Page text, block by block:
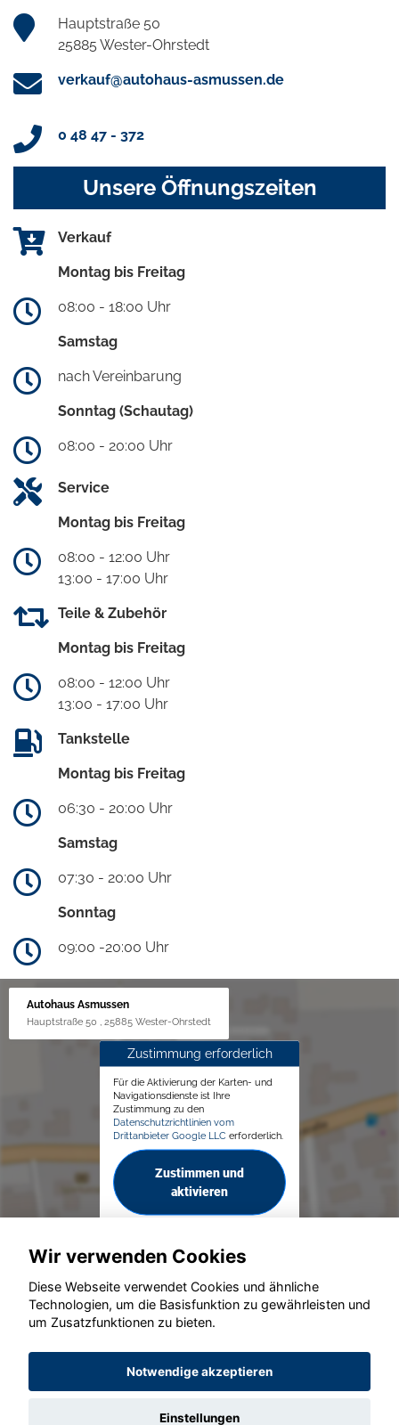
Hauptstraße 50
25885 Wester-Ohrstedt
verkauf@autohaus-asmussen.de
0 48 47 - 372
Unsere Öffnungszeiten
Verkauf
Montag bis Freitag
08:00 - 18:00 Uhr
Samstag
nach Vereinbarung
Sonntag (Schautag)
08:00 - 20:00 Uhr
Service
Montag bis Freitag
08:00 - 12:00 Uhr
13:00 - 17:00 Uhr
Teile & Zubehör
Montag bis Freitag
08:00 - 12:00 Uhr
13:00 - 17:00 Uhr
Tankstelle
Montag bis Freitag
06:30 - 20:00 Uhr
Samstag
07:30 - 20:00 Uhr
Sonntag
09:00 -20:00 Uhr
Autohaus Asmussen
Hauptstraße 50 , 25885 Wester-Ohrstedt
Zustimmung erforderlich
Für die Aktivierung der Karten- und
Navigationsdienste ist Ihre
Zustimmung zu den
Datenschutzrichtlinien vom
Drittanbieter Google LLC erforderlich.
Zustimmen und
aktivieren
© konjunkturmotor.de GmbH 2020 - 2026
Wir verwenden Cookies
Diese Webseite verwendet Cookies und ähnliche
Technologien, um die Basisfunktion zu gewährleisten und
um Zusatzfunktionen zu bieten.
Notwendige akzeptieren
Einstellungen